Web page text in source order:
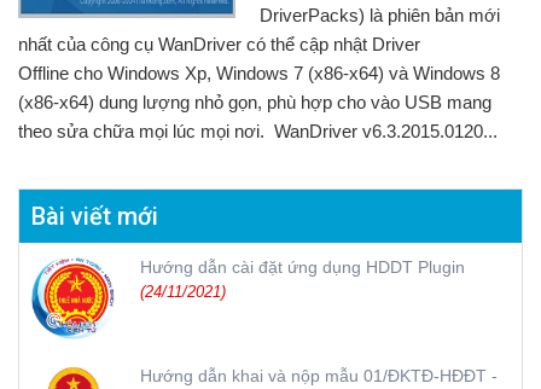
DriverPacks) là phiên bản mới
nhất của công cụ WanDriver có thể cập nhật Driver
Offline cho Windows Xp, Windows 7 (x86-x64) và Windows 8
(x86-x64) dung lượng nhỏ gọn, phù hợp cho vào USB mang
theo sửa chữa mọi lúc mọi nơi. WanDriver v6.3.2015.0120...
Bài viết mới
Hướng dẫn cài đặt ứng dụng HDDT Plugin
(24/11/2021)
Hướng dẫn khai và nộp mẫu 01/ĐKTĐ-HĐĐT -